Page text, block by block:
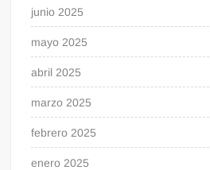
junio 2025
mayo 2025
abril 2025
marzo 2025
febrero 2025
enero 2025